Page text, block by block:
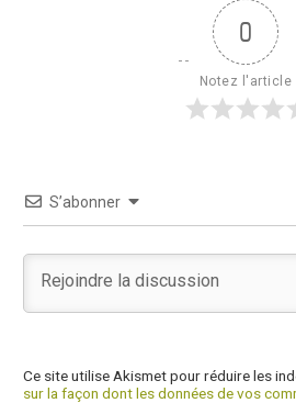
0
Notez l'article
S’abonner
Ce site utilise Akismet pour réduire les
sur la façon dont les données de vos